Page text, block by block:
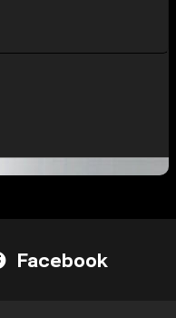
Facebook